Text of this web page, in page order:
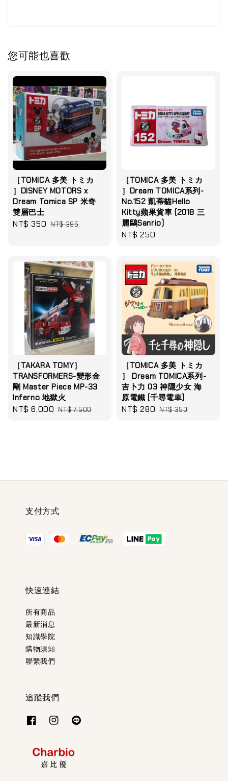
您可能也喜歡
［TOMICA 多美 トミカ
］DISNEY MOTORS x
Dream Tomica SP 米奇
雙層巴士
Sale
NT$ 350 Regular
NT$ 395
［TOMICA 多美 トミカ
］Dream TOMICA系列-
No.152 凱蒂貓Hello
Kitty蘋果貨車 (2018 三
麗鷗Sanrio)
Regular
NT$ 250
［TAKARA TOMY］
TRANSFORMERS-變形金
剛 Master Piece MP-33
Inferno 地獄火
Sale
NT$ 6,000 Regular
NT$ 7,500
［TOMICA 多美 トミカ
］ Dream TOMICA系列-
吉卜力 03 神隱少女 海
原電鐵 (千尋電車)
Sale
NT$ 280 Regular
NT$ 350
支付方式
快速連結
所有商品
最新消息
知識學院
購物須知
聯繫我們
追蹤我們